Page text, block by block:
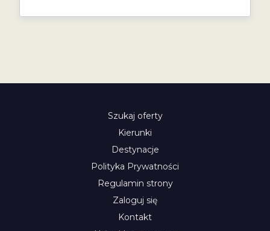
Szukaj oferty
Kierunki
Destynacje
Polityka Prywatności
Regulamin strony
Zaloguj się
Kontakt